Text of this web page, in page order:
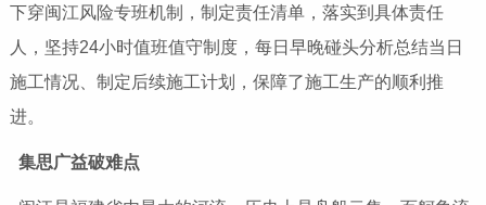
下穿闽江风险专班机制，制定责任清单，落实到具体责任
人，坚持24小时值班值守制度，每日早晚碰头分析总结当日
施工情况、制定后续施工计划，保障了施工生产的顺利推
进。
集思广益破难点